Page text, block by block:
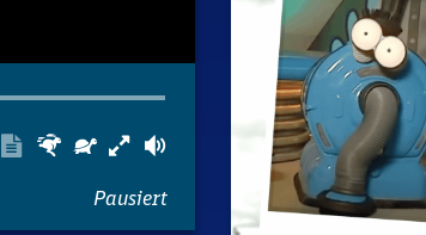
Untertitel
Transkription
Schneller
LangsamerLautstärke
Pausiert